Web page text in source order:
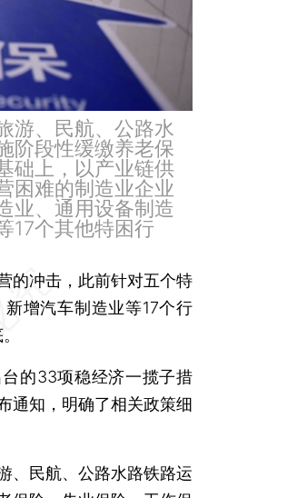
游、民航、公路水
阶段性缓缴养老保
础上，以产业链供
困难的制造业企业
业、通用设备制造
17个其他特困行
的冲击，此前针对五个特
增汽车制造业等17个行
的33项稳经济一揽子措
通知，明确了相关政策细
民航、公路水路铁路运